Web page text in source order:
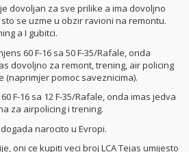
dovoljan za sve prilike a ima dovoljno
se uzme u obzir ravioni na remontu.
a I gubitci.
60 F-16 sa 50 F-35/Rafale, onda
dovoljno za remont, trening, air policing
(naprimjer pomoc saveznicima).
F-16 sa 12 F-35/Rafale, onda imas jedva
za airpolicing i trening.
narocito u Evropi.
oni ce kupiti veci broj LCA Tejas umijesto